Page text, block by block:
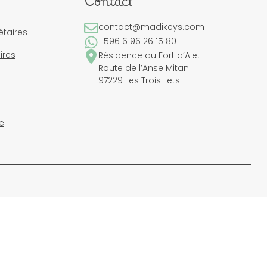
contact@madikeys.com
+596 6 96 26 15 80
Résidence du Fort d’Alet
Route de l’Anse Mitan
97229 Les Trois Ilets